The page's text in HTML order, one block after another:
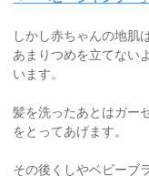
しかし赤ちゃんの地肌
あまりつめを立てない
います。
髪を洗ったあとはガー
をとってあげます。
その後くしやベビーブ